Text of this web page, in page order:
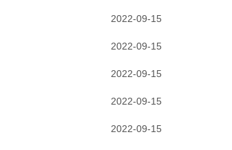
2022-09-15
2022-09-15
2022-09-15
2022-09-15
2022-09-15